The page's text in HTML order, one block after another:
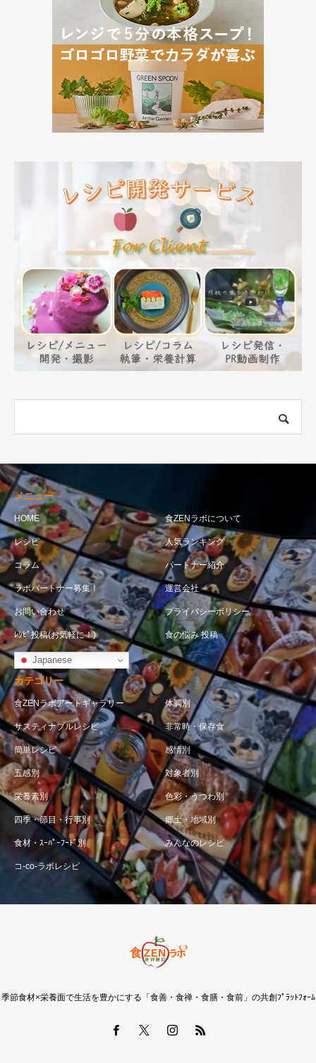
メニュー
HOME 食ZENラボについて
レシピ 人気ランキング
コラム パートナー紹介
ラボパートナー募集！ 運営会社
お問い合わせ プライバシーポリシー
ﾚｼﾋﾟ投稿(お気軽に！) 食の悩み 投稿
Japanese
カテゴリー
食ZENラボアートギャラリー 体調別
サスティナブルレシピ 非常時・保存食
簡単レシピ 感情別
五感別 対象者別
栄養素別 色彩・うつわ別
四季・節目・行事別 郷土・地域別
食材・ｽｰﾊﾟｰﾌｰﾄﾞ別 みんなのレシピ
コ-co-ラボレシピ
季節食材×栄養面で生活を豊かにする「食善・食禅・食膳・食前」の共創ﾌﾟﾗｯﾄﾌｫｰﾑ